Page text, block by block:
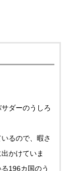
ダーのうしろ
るので、暇さ
かけていま
196カ国のう